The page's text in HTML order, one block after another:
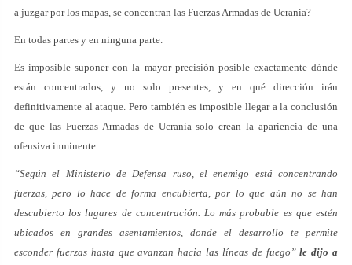
a juzgar por los mapas, se concentran las Fuerzas Armadas de Ucrania?
En todas partes y en ninguna parte.
Es imposible suponer con la mayor precisión posible exactamente dónde
están concentrados, y no solo presentes, y en qué dirección irán
definitivamente al ataque. Pero también es imposible llegar a la conclusión
de que las Fuerzas Armadas de Ucrania solo crean la apariencia de una
ofensiva inminente.
“Según el Ministerio de Defensa ruso, el enemigo está concentrando
fuerzas, pero lo hace de forma encubierta, por lo que aún no se han
descubierto los lugares de concentración. Lo más probable es que estén
ubicados en grandes asentamientos, donde el desarrollo te permite
esconder fuerzas hasta que avanzan hacia las líneas de fuego”le dijo a